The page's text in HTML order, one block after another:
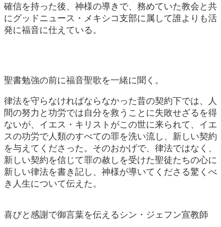
確信を持った後、神様の導きで、務めていた教会と共
にグッドニュース・メキシコ支部に属して誰よりも活
発に福音に仕えている。
聖書勉強の前に福音聖歌を一緒に聞く。
律法を守らなければならなかった昔の契約下では、人
間の努力と功労では自分を救うことに失敗せざるを得
ないが、イエス・キリストがこの世に来られて、イエ
スの功労で人類のすべての罪を洗い流し、新しい契約
を与えてくださった。そのおかげで、律法ではなく、
新しい契約を信じて罪の赦しを受けた聖徒たちの心に
新しい律法を書き記し、神様が導いてくださる驚くべ
き人生について伝えた。
喜びと感謝で御言葉を伝えるシン・ジェフン宣教師